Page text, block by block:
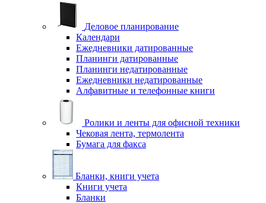
Деловое планирование
Календари
Ежедневники датированные
Планинги датированные
Планинги недатированные
Ежедневники недатированные
Алфавитные и телефонные книги
Ролики и ленты для офисной техники
Чековая лента, термолента
Бумага для факса
Бланки, книги учета
Книги учета
Бланки